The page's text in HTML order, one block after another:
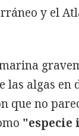
y el
las algas en
que no
"especie